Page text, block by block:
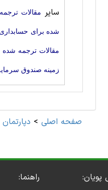
سایر مقالات
شده برای حسابداری
مقالات ترجمه شده
زمینه صندوق
صفحه اصلی >
پویان:
راهنما: